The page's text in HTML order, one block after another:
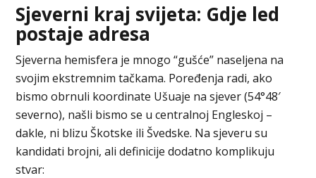
Sjeverni kraj svijeta: Gdje led
postaje adresa
Sjeverna hemisfera je mnogo “gušće” naseljena na
svojim ekstremnim tačkama. Poređenja radi, ako
bismo obrnuli koordinate Ušuaje na sjever (54°48′
severno), našli bismo se u centralnoj Engleskoj –
dakle, ni blizu Škotske ili Švedske. Na sjeveru su
kandidati brojni, ali definicije dodatno komplikuju
stvar: